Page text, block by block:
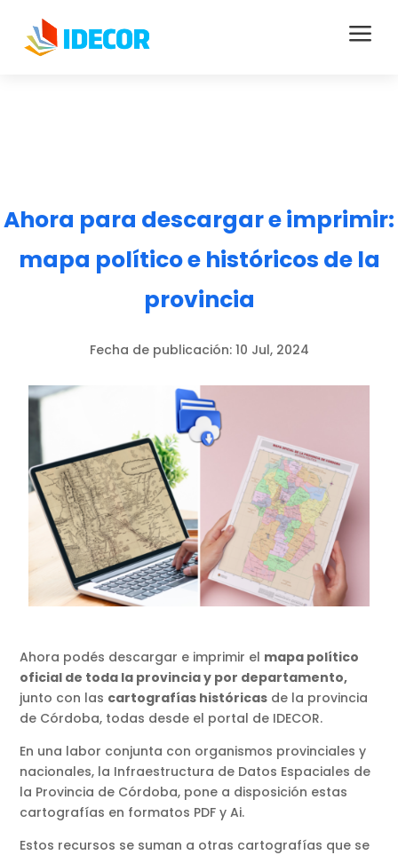
a
Ahora para descargar e imprimir:
mapa político e históricos de la
provincia
Fecha de publicación: 10 Jul, 2024
Ahora podés descargar e imprimir el mapa político
oficial de toda la provincia y por departamento,
junto con las cartografías históricas de la provincia
de Córdoba, todas desde el portal de IDECOR.
En una labor conjunta con organismos provinciales y
nacionales, la Infraestructura de Datos Espaciales de
la Provincia de Córdoba, pone a disposición estas
cartografías en formatos PDF y Ai.
Estos recursos se suman a otras cartografías que se